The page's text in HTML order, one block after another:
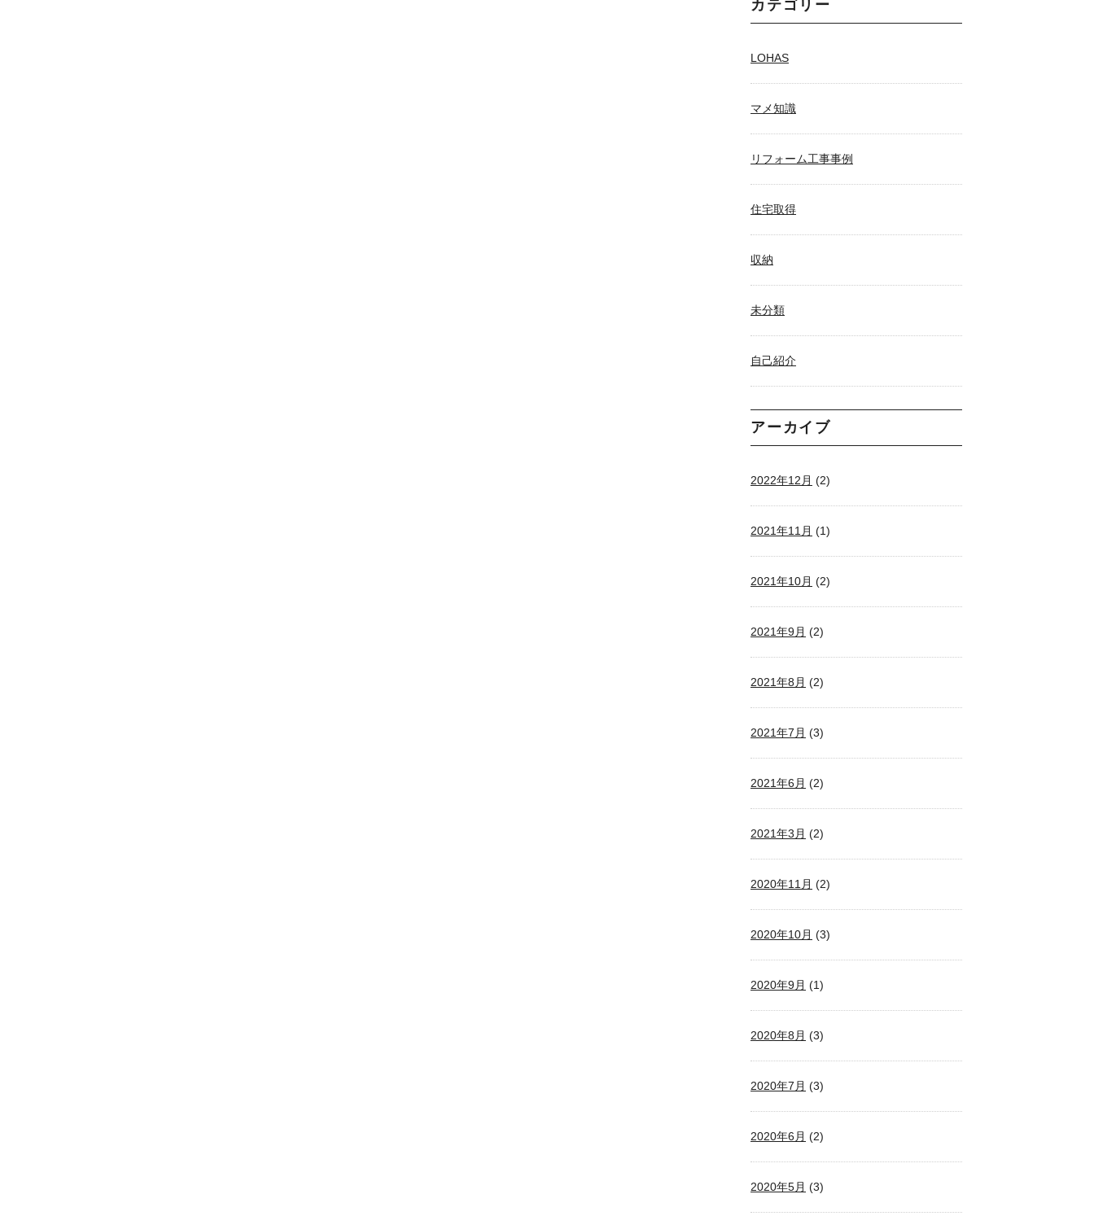
カテゴリー
LOHAS
マメ知識
リフォーム工事事例
住宅取得
収納
未分類
自己紹介
アーカイブ
2022年12月 (2)
2021年11月 (1)
2021年10月 (2)
2021年9月 (2)
2021年8月 (2)
2021年7月 (3)
2021年6月 (2)
2021年3月 (2)
2020年11月 (2)
2020年10月 (3)
2020年9月 (1)
2020年8月 (3)
2020年7月 (3)
2020年6月 (2)
2020年5月 (3)